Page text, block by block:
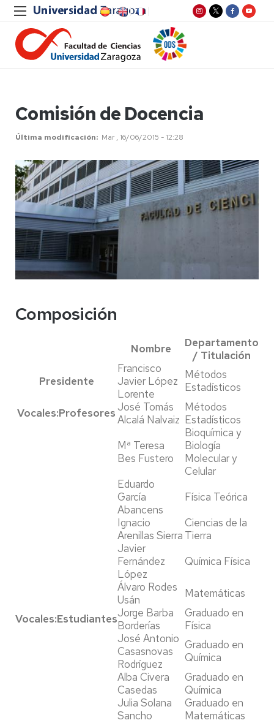
Comisión de Docencia
Última modificación Mar , 16/06/2015 - 12:28
Composición
Nombre
Departamento
/ Titulación
Presidente
Francisco
Javier López
Lorente
Métodos
Estadísticos
Vocales:ProfesoresJosé Tomás
Alcalá Nalvaiz
Métodos
Estadísticos
Mª Teresa
Bes Fustero
Bioquímica y
Biología
Molecular y
Celular
Eduardo
García
Abancens
Física Teórica
Ignacio
Arenillas Sierra
Ciencias de la
Tierra
Javier
Fernández
López
Química Física
Álvaro Rodes
Usán
Matemáticas
Vocales:EstudiantesJorge Barba
Borderías
Graduado en
Física
José Antonio
Casasnovas
Rodríguez
Graduado en
Química
Alba Civera
Casedas
Graduado en
Química
Julia Solana
Sancho
Graduado en
Matemáticas